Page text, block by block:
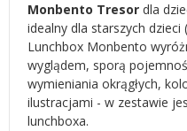
Monbento Tresor dla
idealny dla starszych
Lunchbox Monbento
wyglądem, sporą
wymieniania okrągłych,
ilustracjami - w zestawie
lunchboxa.